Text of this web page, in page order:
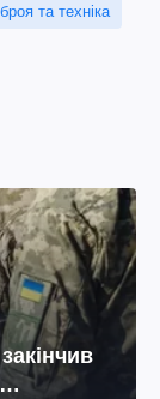
та техніка